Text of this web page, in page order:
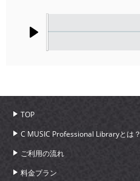
TOP
C MUSIC Professional Libraryとは？
ご利用の流れ
料金プラン